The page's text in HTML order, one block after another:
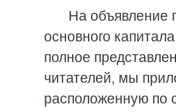
На объявление
основного
полное
читателей, мы
расположенную по